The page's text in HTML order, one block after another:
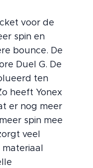
voor de
spin en
bounce. De
Duel G. De
ten
heeft Yonex
er nog meer
spin mee
veel